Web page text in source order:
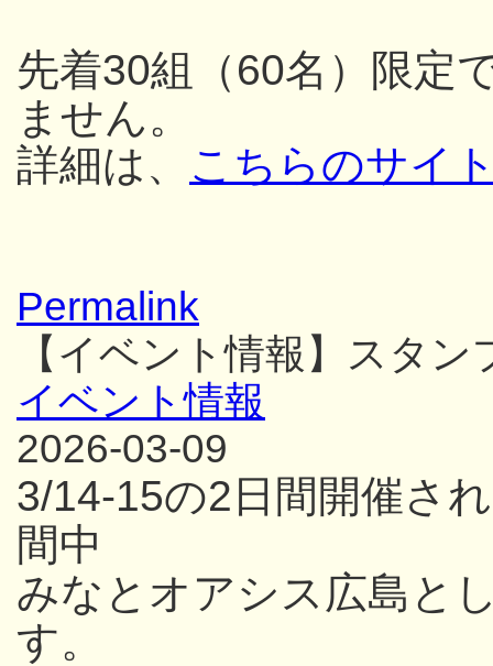
先着30組（60名）限定
ません。
詳細は、 こちらのサイ
Permalink
【イベント情報】スタ
イベント情報
2026-03-09
3/14-15の2日間開催さ
間中
みなとオアシス広島と
す。